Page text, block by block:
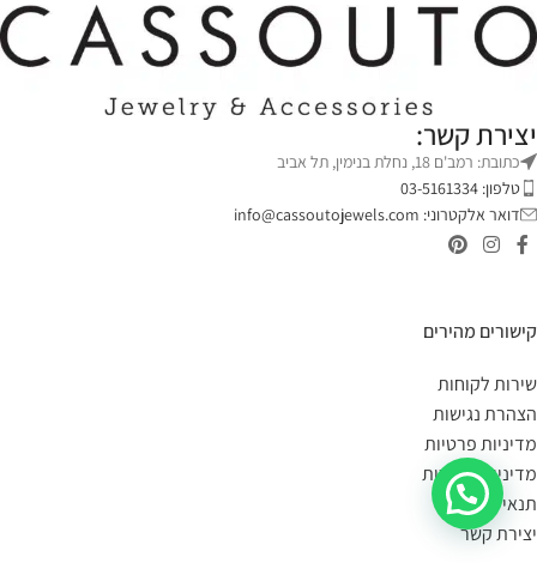
יצירת קשר:
כתובת: רמב'ם 18, נחלת בנימין, תל אביב
טלפון: 03-5161334
דואר אלקטרוני: info@cassoutojewels.com
קישורים מהירים
שירות לקוחות
הצהרת נגישות
מדיניות פרטיות
מדיניות החזרות
תנאי שימוש
יצירת קשר